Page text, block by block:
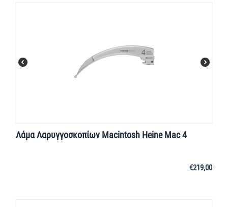
Λάμα Λαρυγγοσκοπίων Macintosh Heine Mac 4
€219,00